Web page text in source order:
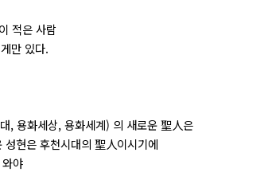
적은 사람
만 있다.
, 용화세상, 용화세계) 의 새로운 聖人은
성현은 후천시대의 聖人이시기에
야